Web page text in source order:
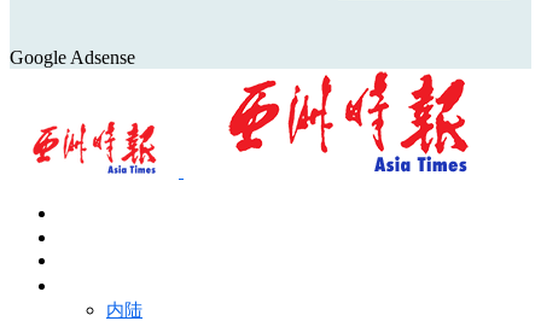
Google Adsense
内陆